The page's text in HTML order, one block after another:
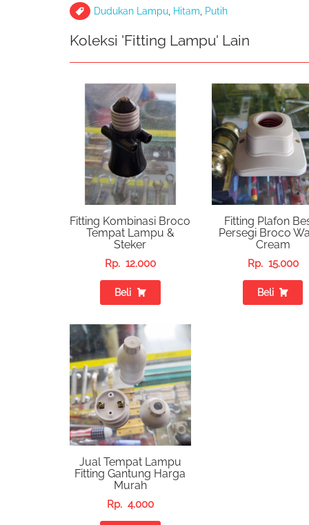
Dudukan Lampu, Hitam, Putih
Koleksi 'Fitting Lampu' Lain
Fitting Kombinasi Broco
Tempat Lampu &
Steker
Rp. 12.000
Beli
Fitting Plafon
Persegi Broco
Cream
Rp. 15.000
Beli
Jual Tempat Lampu
Fitting Gantung Harga
Murah
Rp. 4.000